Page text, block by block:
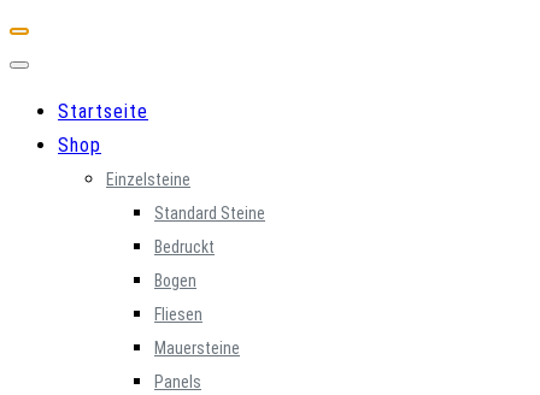
Startseite
Shop
Einzelsteine
Standard Steine
Bedruckt
Bogen
Fliesen
Mauersteine
Panels